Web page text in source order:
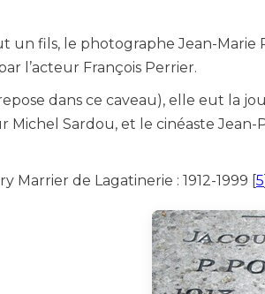
un fils, le photographe Jean-
l’acteur François Perrier.
dans ce caveau), elle eut la
Sardou, et le cinéaste Jean-
Marrier de Lagatinerie : 1912-1999 [5]